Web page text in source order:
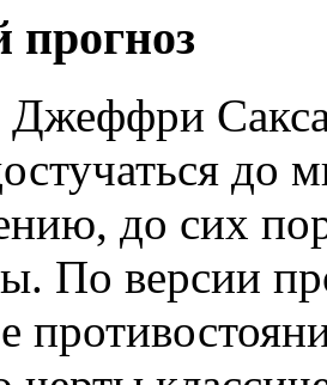
Джеффри
до
до сих
По версии